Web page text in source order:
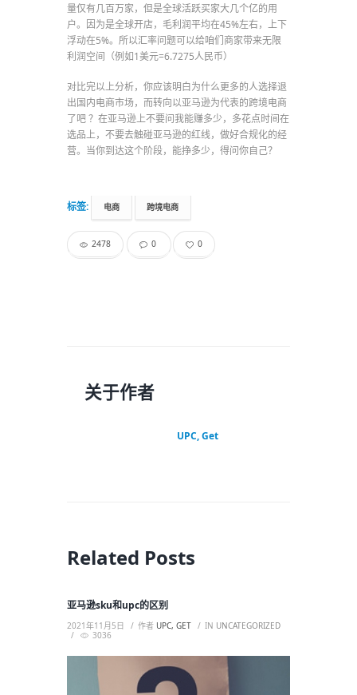
量仅有几百万家，但是全球活跃买家大几个亿的用
户。因为是全球开店，毛利润平均在45%左右，上下
浮动在5%。所以汇率问题可以给咱们商家带来无限
利润空间（例如1美元=6.7275人民币）
对比完以上分析，你应该明白为什么更多的人选择退
出国内电商市场，而转向以亚马逊为代表的跨境电商
了吧 ？在亚马逊上不要问我能赚多少，多花点时间在
选品上，不要去触碰亚马逊的红线，做好合规化的经
营。当你到达这个阶段，能挣多少，得问你自己？
标签: 电商 跨境电商
2478 0 0
关于作者
UPC, Get
Related Posts
亚马逊sku和upc的区别
2021年11月5日 作者 UPC, GET IN UNCATEGORIZED
3036